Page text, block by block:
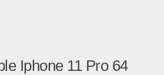
Iphone 11 Pro 64